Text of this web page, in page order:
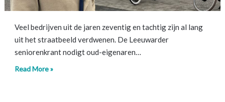
Veel bedrijven uit de jaren zeventig en tachtig zijn al lang
uit het straatbeeld verdwenen. De Leeuwarder
seniorenkrant nodigt oud-eigenaren…
Read More »